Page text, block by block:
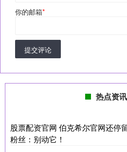
你的邮箱*
提交评论
热点资讯
股票配资官网 伯克希尔官网还停
粉丝：别动它！